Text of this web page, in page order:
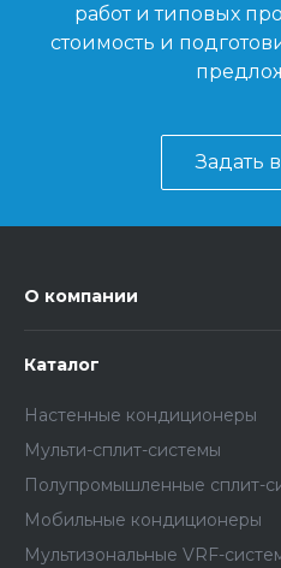
работ и типовых
стоимость и
Задать
О компании
Каталог
Настенные кондиционеры
Мульти-сплит-системы
Полупромышленные сплит-
Мобильные кондиционеры
Мультизональные VRF-